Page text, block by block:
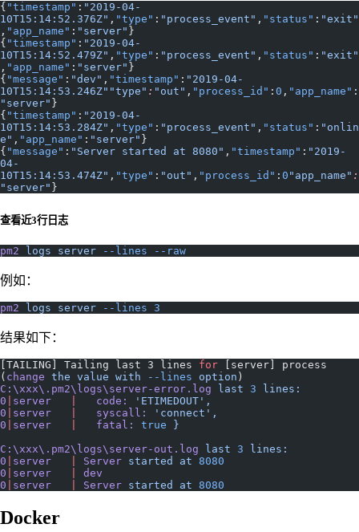
{ "timestamp" : "2019-04-
10T15:14:52.376Z" , "type" : "process_event" , "status" : "exit"
, "app_name" : "server" }
{ "timestamp" : "2019-04-
10T15:14:52.479Z" , "type" : "process_event" , "status" : "exit"
, "app_name" : "server" }
{ "message" : "dev" , "timestamp" : "2019-04-
10T15:14:53.246Z""type" : "out" , "process_id" : 0 , "app_name" :
"server" }
{ "timestamp" : "2019-04-
10T15:14:53.284Z" , "type" : "process_event" , "status" : "onlin
e" , "app_name" : "server" }
{ "message" : "Server started at 8080" , "timestamp" : "2019-
04-
10T15:14:53.474Z" , "type" : "out" , "process_id" : 0 "app_name" :
"server" }
查看近3行日志
pm2 logs server --lines --raw
例如：
pm2 logs server --lines 3
结果如下：
[TAILING] Tailing last 3 lines for [server] process
( change the value with --lines option )
C:\xxx\.pm2\logs\server-error.log last 3 lines:
0
server
   code:
'ETIMEDOUT',
0
server
   syscall:
'connect',
0
server
   fatal:
true }
C:\xxx\.pm2\logs\server-out.log last 3 lines:
0
server Server started at 8080
0
server
dev
0
server Server started at 8080
Docker